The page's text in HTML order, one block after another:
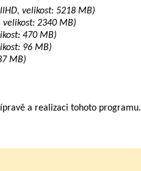
velikost: 5218 MB)
2340 MB)
470 MB)
96 MB)
MB)
a realizaci tohoto programu.